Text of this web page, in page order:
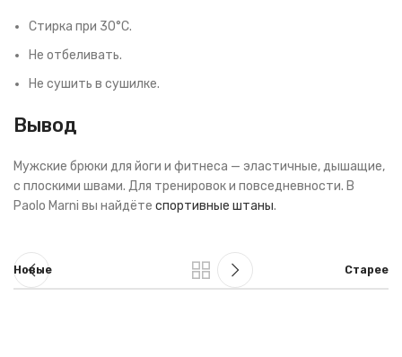
Стирка при 30°C.
Не отбеливать.
Не сушить в сушилке.
Вывод
Мужские брюки для йоги и фитнеса — эластичные, дышащие,
с плоскими швами. Для тренировок и повседневности. В
Paolo Marni вы найдёте спортивные штаны.
Новые Старее